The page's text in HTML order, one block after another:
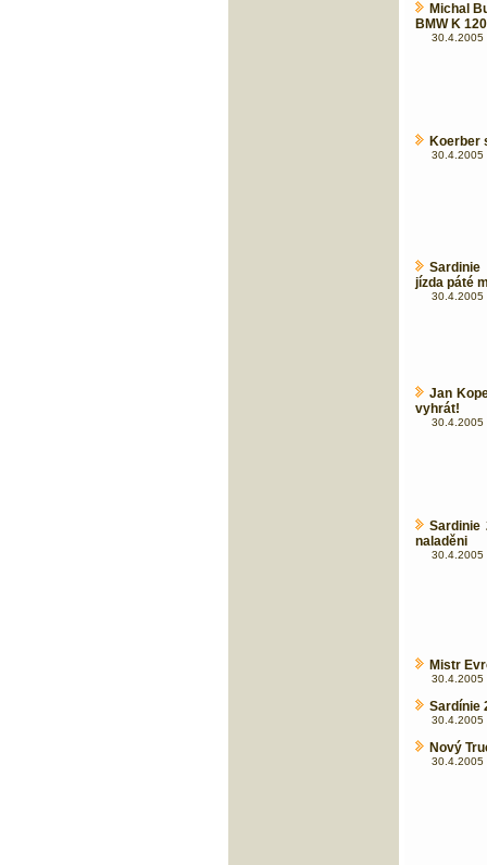
Michal
BMW K
30.4.2005
Koerber
30.4.2005
jízda páté
30.4.2005
Jan
vyhrát!
30.4.2005
Sardinie
naladěni
30.4.2005
Mistr
30.4.2005
Sardínie
30.4.2005
Nový
30.4.2005